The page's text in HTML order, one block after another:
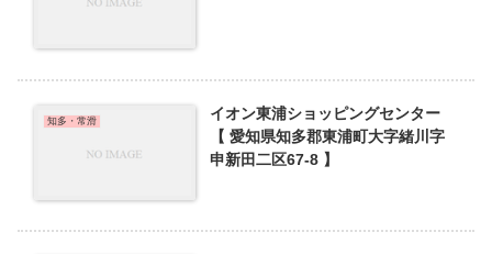
知多・常滑
イオン東浦ショッピングセンター
【 愛知県知多郡東浦町大字緒川字
申新田二区67-8 】